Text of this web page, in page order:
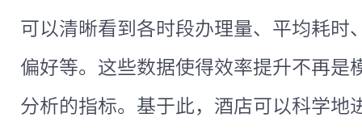
可以清晰看到各时段办理量、平均耗时
偏好等。这些数据使得效率提升不再是
分析的指标。基于此，酒店可以科学地